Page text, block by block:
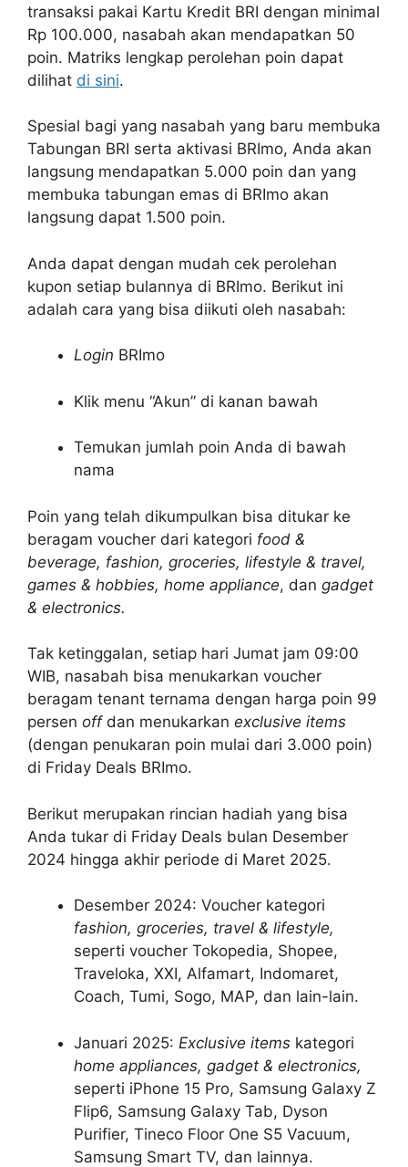
transaksi pakai Kartu Kredit BRI dengan minimal
Rp 100.000, nasabah akan mendapatkan 50
poin. Matriks lengkap perolehan poin dapat
dilihat di sini.
Spesial bagi yang nasabah yang baru membuka
Tabungan BRI serta aktivasi BRImo, Anda akan
langsung mendapatkan 5.000 poin dan yang
membuka tabungan emas di BRImo akan
langsung dapat 1.500 poin.
Anda dapat dengan mudah cek perolehan
kupon setiap bulannya di BRImo. Berikut ini
adalah cara yang bisa diikuti oleh nasabah:
Login BRImo
Klik menu “Akun” di kanan bawah
Temukan jumlah poin Anda di bawah
nama
Poin yang telah dikumpulkan bisa ditukar ke
beragam voucher dari kategori food &
beverage, fashion, groceries, lifestyle & travel,
games & hobbies, home appliance, dan gadget
& electronics.
Tak ketinggalan, setiap hari Jumat jam 09:00
WIB, nasabah bisa menukarkan voucher
beragam tenant ternama dengan harga poin 99
persen off dan menukarkan exclusive items
(dengan penukaran poin mulai dari 3.000 poin)
di Friday Deals BRImo.
Berikut merupakan rincian hadiah yang bisa
Anda tukar di Friday Deals bulan Desember
2024 hingga akhir periode di Maret 2025.
Desember 2024: Voucher kategori
fashion, groceries, travel & lifestyle,
seperti voucher Tokopedia, Shopee,
Traveloka, XXI, Alfamart, Indomaret,
Coach, Tumi, Sogo, MAP, dan lain-lain.
Januari 2025: Exclusive items kategori
home appliances, gadget & electronics,
seperti iPhone 15 Pro, Samsung Galaxy Z
Flip6, Samsung Galaxy Tab, Dyson
Purifier, Tineco Floor One S5 Vacuum,
Samsung Smart TV, dan lainnya.